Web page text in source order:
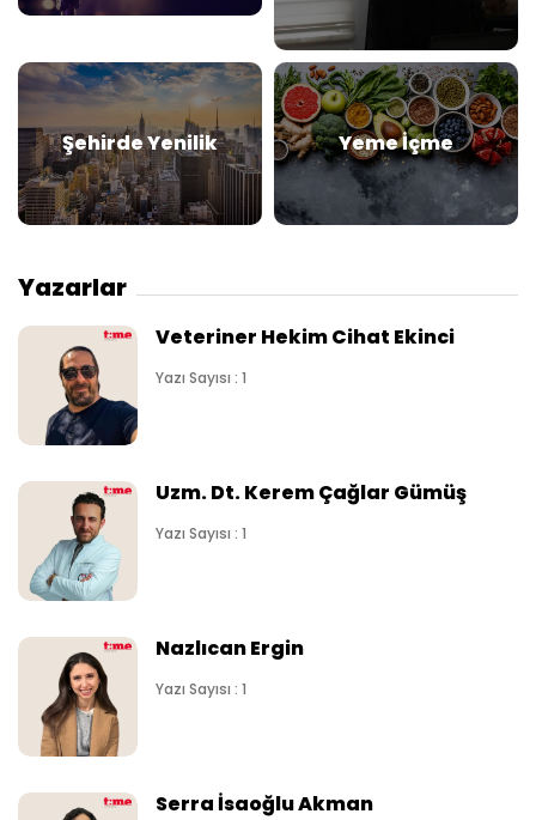
Şehirde Yenilik Yeme İçme
Yazarlar
Veteriner Hekim Cihat Ekinci
Yazı Sayısı : 1
Uzm. Dt. Kerem Çağlar Gümüş
Yazı Sayısı : 1
Nazlıcan Ergin
Yazı Sayısı : 1
Serra İsaoğlu Akman